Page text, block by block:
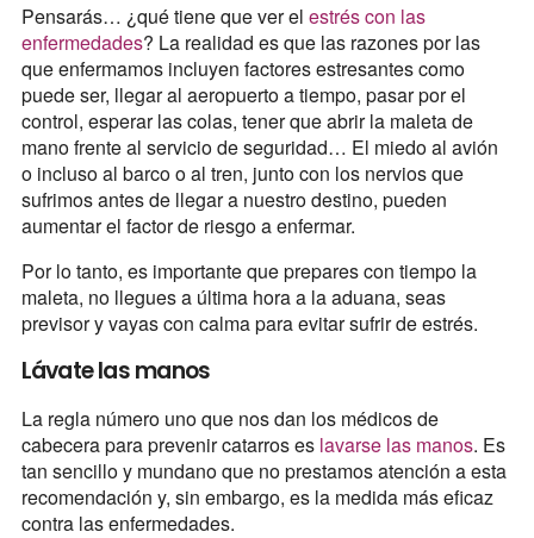
Pensarás… ¿qué tiene que ver el estrés con las
enfermedades? La realidad es que las razones por las
que enfermamos incluyen factores estresantes como
puede ser, llegar al aeropuerto a tiempo, pasar por el
control, esperar las colas, tener que abrir la maleta de
mano frente al servicio de seguridad… El miedo al avión
o incluso al barco o al tren, junto con los nervios que
sufrimos antes de llegar a nuestro destino, pueden
aumentar el factor de riesgo a enfermar.
Por lo tanto, es importante que prepares con tiempo la
maleta, no llegues a última hora a la aduana, seas
previsor y vayas con calma para evitar sufrir de estrés.
Lávate las manos
La regla número uno que nos dan los médicos de
cabecera para prevenir catarros eslavarse las manos. Es
tan sencillo y mundano que no prestamos atención a esta
recomendación y, sin embargo, es la medida más eficaz
contra las enfermedades.